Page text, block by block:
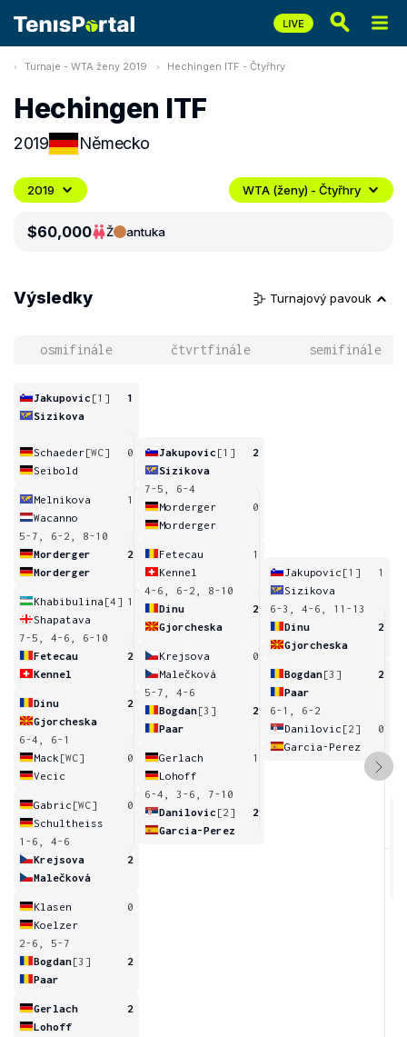
Turnaje - WTA ženy 2019 Hechingen ITF - Čtyřhry
Hechingen ITF
2019 Německo
2019 WTA (ženy) - Čtyřhry
$60,000 Ž antuka
Výsledky Turnajový pavouk
osmifinále čtvrtfinále semifinále
Jakupovic [1]
1
Sizikova
Schaeder[WC]
0
Seibold
Melnikova
1
Wacanno
5-7, 6-2, 8-10
Morderger
2
Morderger
Khabibulina [4] 1
Shapatava
7-5, 4-6, 6-10
Fetecau
2
Kennel
Dinu
2
Gjorcheska
6-4, 6-1
Mack [WC]
0
Vecic
Gabric [WC]
0
Schultheiss
1-6, 4-6
Krejsova
2
Malečková
Klasen
0
Koelzer
2-6, 5-7
Bogdan[3]
2
Paar
Gerlach
2
Lohoff
Jakupovic [1]
2
Sizikova
7-5, 6-4
Morderger
0
Morderger
Fetecau
1
Kennel
4-6, 6-2, 8-10
Dinu
2
Gjorcheska
Krejsova
0
Malečková
5-7, 4-6
Bogdan[3]
2
Paar
Gerlach
1
Lohoff
6-4, 3-6, 7-10
Danilovic [2]
2
Garcia-Perez
Jakupovic [1]
1
Sizikova
6-3, 4-6, 11-13
Dinu
2
Gjorcheska
Bogdan[3]
2
Paar
6-1, 6-2
Danilovic [2]
0
Garcia-Perez